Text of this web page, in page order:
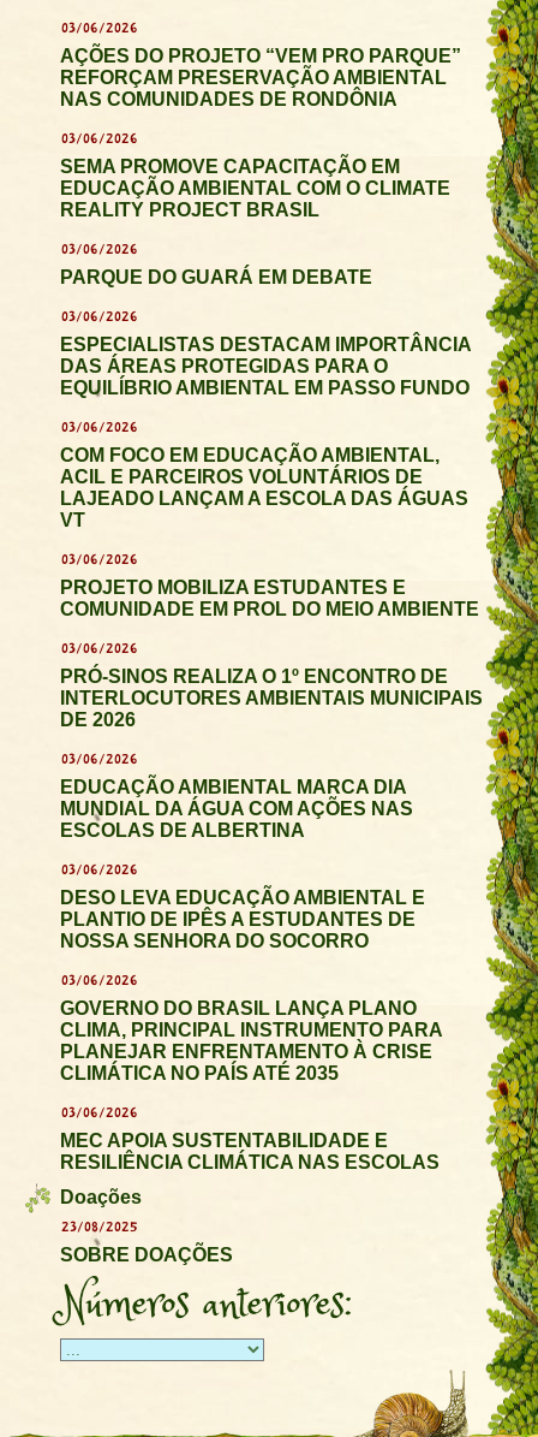
03/06/2026
AÇÕES DO PROJETO “VEM PRO PARQUE”
REFORÇAM PRESERVAÇÃO AMBIENTAL
NAS COMUNIDADES DE RONDÔNIA
03/06/2026
SEMA PROMOVE CAPACITAÇÃO EM
EDUCAÇÃO AMBIENTAL COM O CLIMATE
REALITY PROJECT BRASIL
03/06/2026
PARQUE DO GUARÁ EM DEBATE
03/06/2026
ESPECIALISTAS DESTACAM IMPORTÂNCIA
DAS ÁREAS PROTEGIDAS PARA O
EQUILÍBRIO AMBIENTAL EM PASSO FUNDO
03/06/2026
COM FOCO EM EDUCAÇÃO AMBIENTAL,
ACIL E PARCEIROS VOLUNTÁRIOS DE
LAJEADO LANÇAM A ESCOLA DAS ÁGUAS
VT
03/06/2026
PROJETO MOBILIZA ESTUDANTES E
COMUNIDADE EM PROL DO MEIO AMBIENTE
03/06/2026
PRÓ-SINOS REALIZA O 1º ENCONTRO DE
INTERLOCUTORES AMBIENTAIS MUNICIPAIS
DE 2026
03/06/2026
EDUCAÇÃO AMBIENTAL MARCA DIA
MUNDIAL DA ÁGUA COM AÇÕES NAS
ESCOLAS DE ALBERTINA
03/06/2026
DESO LEVA EDUCAÇÃO AMBIENTAL E
PLANTIO DE IPÊS A ESTUDANTES DE
NOSSA SENHORA DO SOCORRO
03/06/2026
GOVERNO DO BRASIL LANÇA PLANO
CLIMA, PRINCIPAL INSTRUMENTO PARA
PLANEJAR ENFRENTAMENTO À CRISE
CLIMÁTICA NO PAÍS ATÉ 2035
03/06/2026
MEC APOIA SUSTENTABILIDADE E
RESILIÊNCIA CLIMÁTICA NAS ESCOLAS
Doações
23/08/2025
SOBRE DOAÇÕES
Números anteriores: